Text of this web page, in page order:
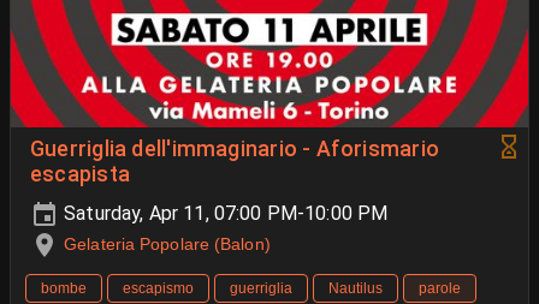
Guerriglia dell'immaginario - Aforismario
escapista
Saturday, Apr 11, 07:00 PM-10:00 PM
Gelateria Popolare (Balon)
bombe escapismo guerriglia Nautilus parole